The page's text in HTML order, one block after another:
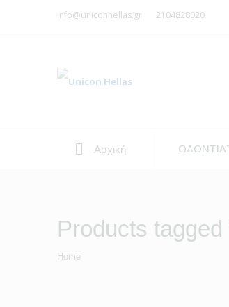
info@uniconhellas.gr 2104828020
Αρχική
Products tagged
Home